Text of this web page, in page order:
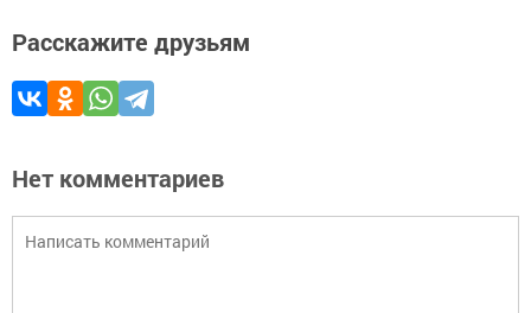
Расскажите друзьям
Нет комментариев